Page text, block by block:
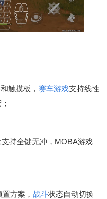
触摸板， 赛车游戏支持线性
持全键无冲，MOBA游戏
方案， 战斗状态自动切换